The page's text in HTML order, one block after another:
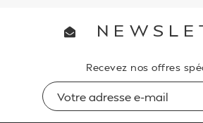
Recevez nos offres